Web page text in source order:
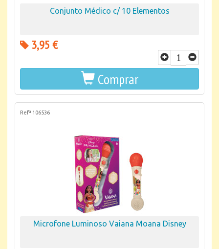
Conjunto Médico c/ 10 Elementos
3,95 €
Comprar
Refª 106536
Microfone Luminoso Vaiana Moana Disney